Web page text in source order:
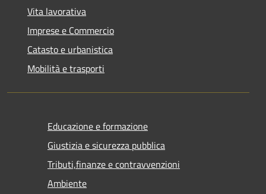
Vita lavorativa
Imprese e Commercio
Catasto e urbanistica
Mobilità e trasporti
Educazione e formazione
Giustizia e sicurezza pubblica
Tributi,finanze e contravvenzioni
Ambiente